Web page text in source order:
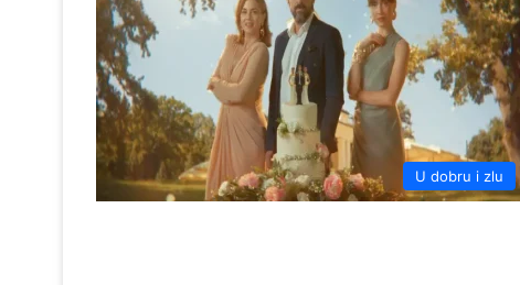
U dobru i zlu